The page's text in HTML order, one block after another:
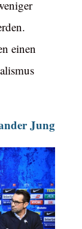
einen
Jung